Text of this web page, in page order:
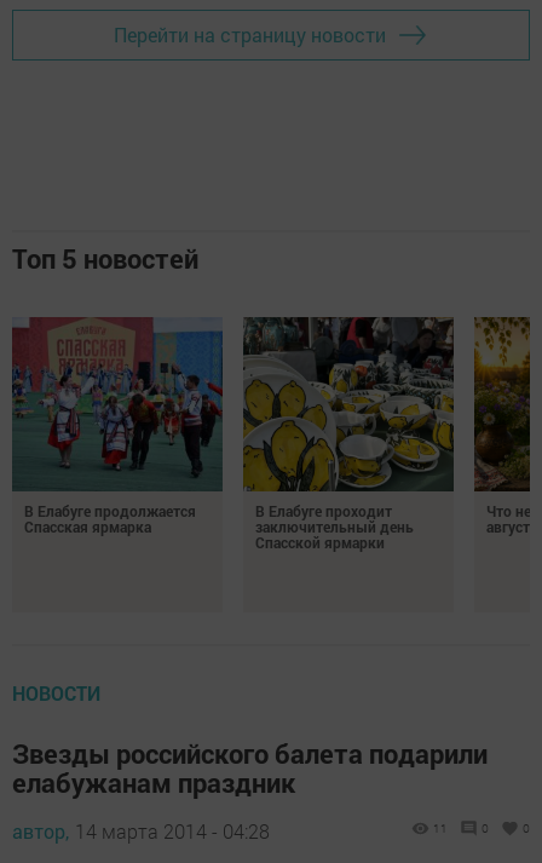
Перейти на страницу новости
Топ 5 новостей
В Елабуге продолжается
Спасская ярмарка
В Елабуге проходит
заключительный день
Спасской ярмарки
Что
НОВОСТИ
Звезды российского балета подарили
елабужанам праздник
автор, 14 марта 2014 - 04:28 11 0 0